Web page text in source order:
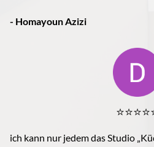
- Homayoun Azizi
ich kann nur jedem das Studio